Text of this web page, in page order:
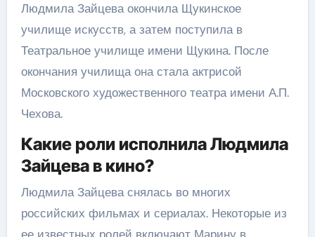
Людмила Зайцева окончила Щукинское
училище искусств, а затем поступила в
Театральное училище имени Щукина. После
окончания училища она стала актрисой
Московского художественного театра имени А.П.
Чехова.
Какие роли исполнила Людмила
Зайцева в кино?
Людмила Зайцева снялась во многих
российских фильмах и сериалах. Некоторые из
ее известных ролей включают Марину в